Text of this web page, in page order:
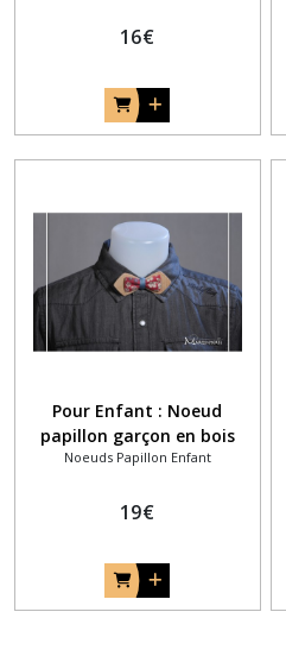
16€
Pour Enfant : Noeud
papillon garçon en bois
clair et tissu liberty Frou-
Noeuds Papillon Enfant
19€